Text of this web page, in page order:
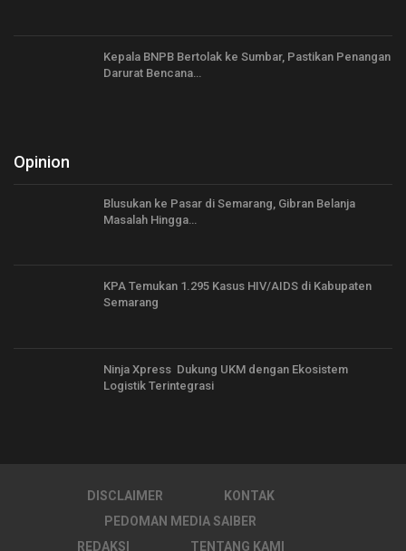
Kepala BNPB Bertolak ke Sumbar, Pastikan Penangan
Darurat Bencana…
Opinion
Blusukan ke Pasar di Semarang, Gibran Belanja
Masalah Hingga…
KPA Temukan 1.295 Kasus HIV/AIDS di Kabupaten
Semarang
Ninja Xpress Dukung UKM dengan Ekosistem
Logistik Terintegrasi
DISCLAIMER
KONTAK
PEDOMAN MEDIA SAIBER
REDAKSI
TENTANG KAMI